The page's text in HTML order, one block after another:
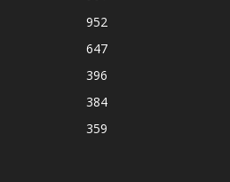
952
647
396
384
359